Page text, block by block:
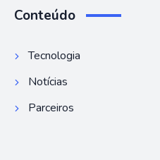
Conteúdo
Tecnologia
Notícias
Parceiros